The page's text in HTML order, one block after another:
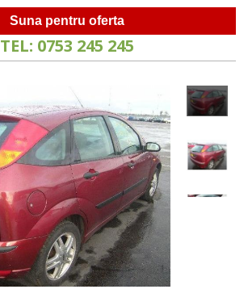
Suna pentru oferta
TEL: 0753 245 245